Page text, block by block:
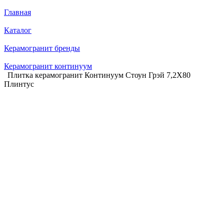
Главная
Каталог
Керамогранит бренды
Керамогранит континуум
Плитка керамогранит Континуум Стоун Грэй 7,2X80
Плинтус